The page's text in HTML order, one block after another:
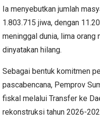
Ia menyebutkan jumlah
1.803.715 jiwa, dengan
meninggal dunia, lima orang
dinyatakan hilang.
Sebagai bentuk komitmen
pascabencana, Pemprov
fiskal melalui Transfer ke
rekonstruksi tahun 2026-